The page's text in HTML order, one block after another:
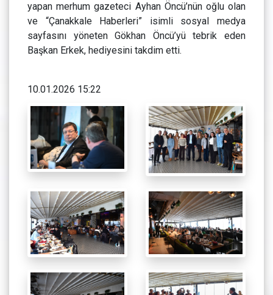
yapan merhum gazeteci Ayhan Öncü’nün oğlu olan
ve “Çanakkale Haberleri” isimli sosyal medya
sayfasını yöneten Gökhan Öncü’yü tebrik eden
Başkan Erkek, hediyesini takdim etti.
10.01.2026 15:22